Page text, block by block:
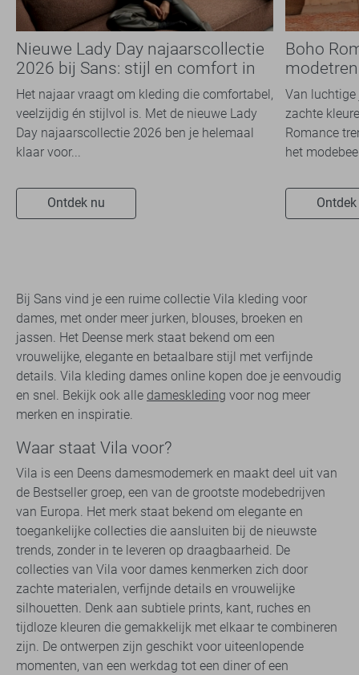
Nieuwe Lady Day najaarscollectie
2026 bij Sans: stijl en comfort in
travelkwaliteit
Het najaar vraagt om kleding die comfortabel,
veelzijdig én stijlvol is. Met de nieuwe Lady
Day najaarscollectie 2026 ben je helemaal
klaar voor...
Ontdek nu
Boho
overal
Van luchtige
zachte
Romance
het
Bij Sans vind je een ruime collectie Vila kleding voor
dames, met onder meer jurken, blouses, broeken en
jassen. Het Deense merk staat bekend om een
vrouwelijke, elegante en betaalbare stijl met verfijnde
details. Vila kleding dames online kopen doe je eenvoudig
en snel. Bekijk ook alle dameskleding voor nog meer
merken en inspiratie.
Waar staat Vila voor?
Vila is een Deens damesmodemerk en maakt deel uit van
de Bestseller groep, een van de grootste modebedrijven
van Europa. Het merk staat bekend om elegante en
toegankelijke collecties die aansluiten bij de nieuwste
trends, zonder in te leveren op draagbaarheid. De
collecties van Vila voor dames kenmerken zich door
zachte materialen, verfijnde details en vrouwelijke
silhouetten. Denk aan subtiele prints, kant, ruches en
tijdloze kleuren die gemakkelijk met elkaar te combineren
zijn. De ontwerpen zijn geschikt voor uiteenlopende
momenten, van een werkdag tot een diner of een